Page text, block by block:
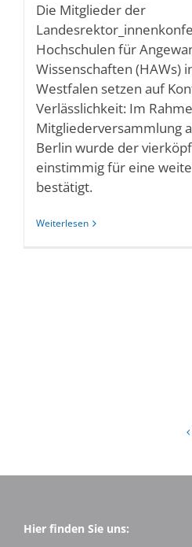
Die Mitglieder der
Hochschulen für
Wissenschaften (HAWs)
Westfalen setzen auf
Verlässlichkeit: Im
Mitgliederversammlung
Berlin wurde der
einstimmig für eine
bestätigt.
Weiterlesen
Hier finden Sie uns: